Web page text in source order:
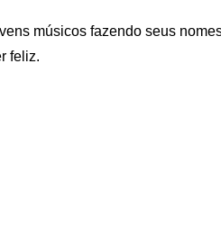
músicos fazendo seus
feliz.